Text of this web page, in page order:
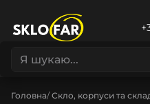
Головна Скло, корпуси та